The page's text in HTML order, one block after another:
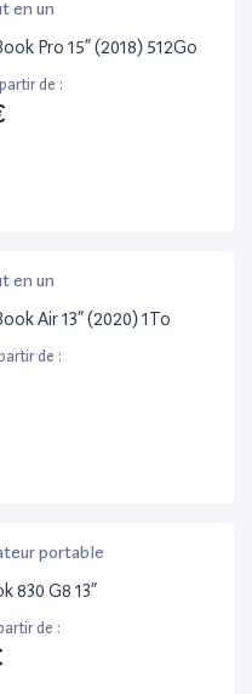
en un
Pro 15” (2018) 512Go
de :
en un
Air 13” (2020) 1To
de :
portable
830 G8 13”
de :